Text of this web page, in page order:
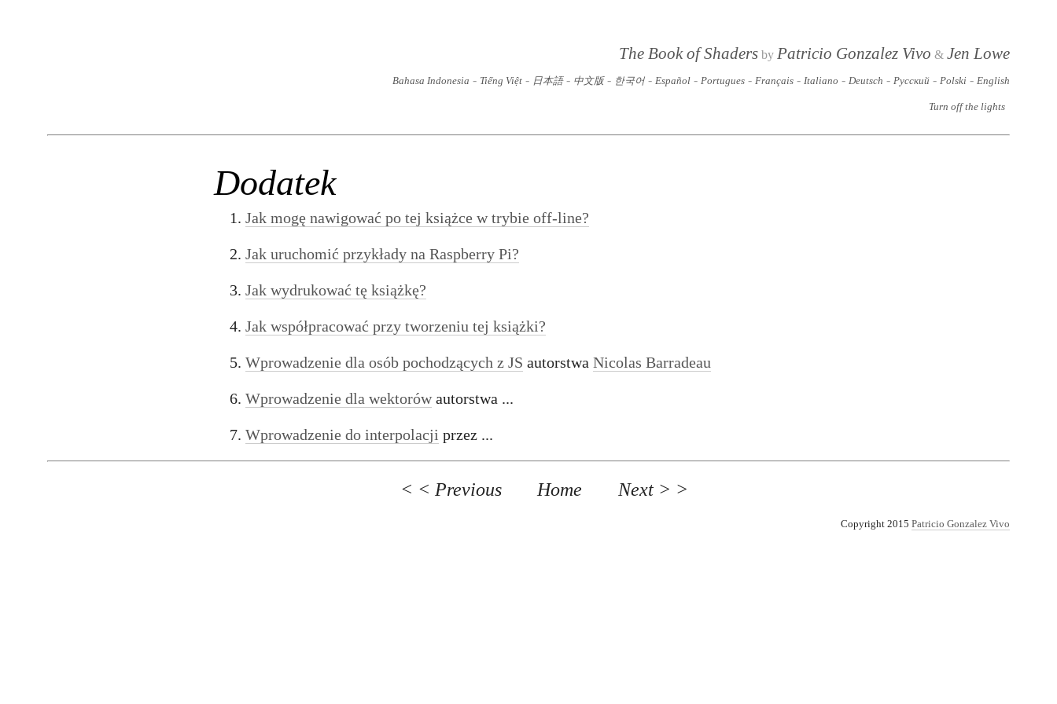
The Book of Shaders by Patricio Gonzalez Vivo & Jen Lowe
Bahasa Indonesia - Tiếng Việt - 日本語- 中文版- 한국어 - Español - Portugues - Français - Italiano - Deutsch - Русский - Polski - English
Turn off the lights
Dodatek
Jak mogę nawigować po tej książce w trybie off-line?
Jak uruchomić przykłady na Raspberry Pi?
Jak wydrukować tę książkę?
Jak współpracować przy tworzeniu tej książki?
Wprowadzenie dla osób pochodzących z JS autorstwa Nicolas Barradeau
Wprowadzenie dla wektorówautorstwa ...
Wprowadzenie do interpolacji przez ...
< < Previous Home Next > >
Copyright 2015 Patricio Gonzalez Vivo